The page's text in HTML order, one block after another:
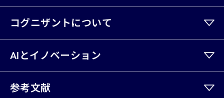
コグニザントについて
AIとイノベーション
参考文献